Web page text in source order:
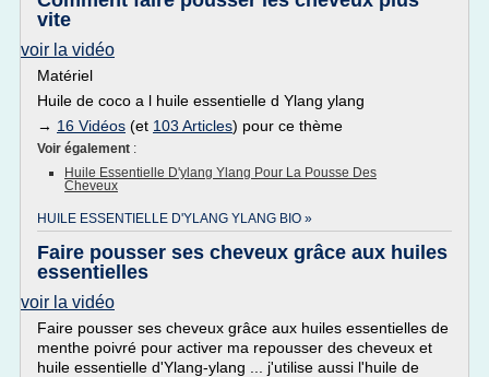
vite
voir la vidéo
Matériel
Huile de coco a l huile essentielle d Ylang ylang
→ 16 Vidéos (et 103 Articles) pour ce thème
Voir également :
Huile Essentielle D'ylang Ylang Pour La Pousse Des
Cheveux
HUILE ESSENTIELLE D'YLANG YLANG BIO »
Faire pousser ses cheveux grâce aux huiles
essentielles
voir la vidéo
Faire pousser ses cheveux grâce aux huiles essentielles de
menthe poivré pour activer ma repousser des cheveux et
huile essentielle d'Ylang-ylang ... j'utilise aussi l'huile de